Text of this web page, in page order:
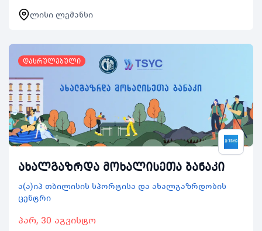
წარიმართება და ასობით ახალგაზრდას
მისცემს შესაძლებლობას დაკავდეს
არამხოლოდ კარტინგით არამე…
ლისი ლემანსი
დასრულებული
ახალგაზრდა მოხალისეთა ბანაკი
ა(ა)იპ თბილისის სპორტისა და ახალგაზრდობის
ცენტრი
პარ, 30 აგვისტო